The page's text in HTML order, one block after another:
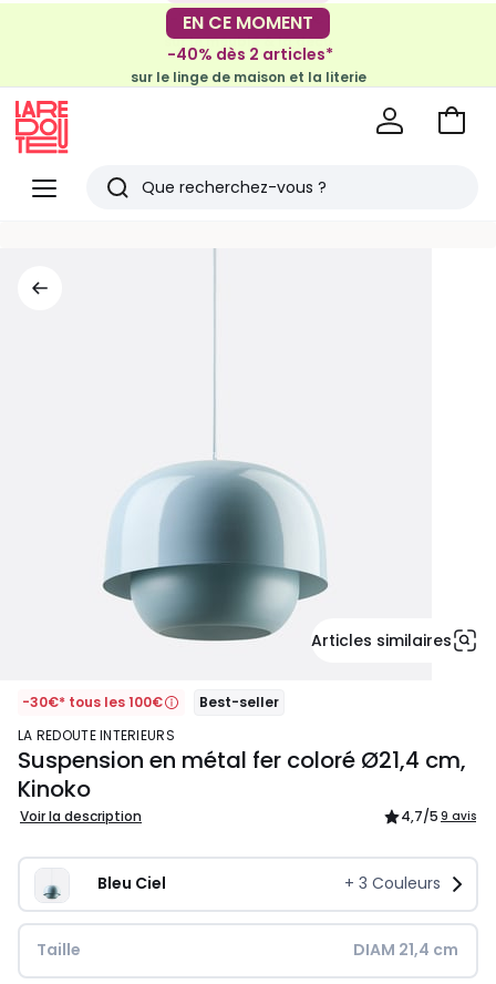
-30€ tous les 100€*
sur le meuble & la déco
EN CE MOMENT
-40% dès 2 articles*
sur le linge de maison et la literie
Menu
Redoute
Rechercher
Voir
Articles similaires
-30€* tous les 100€
Best-seller
LA REDOUTE INTERIEURS
Suspension en métal fer coloré Ø21,4 cm,
Kinoko
Voir la description 4,7/5 9 avis
Bleu Ciel + 3 Couleurs
Taille DIAM 21,4 cm